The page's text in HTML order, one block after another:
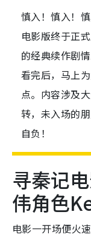
慎入！慎入！
电影版终于正
的经典续作剧
看完后，马上
点。内容涉及
转，未入场的
自负！
寻秦记
伟角色
电影一开场便火